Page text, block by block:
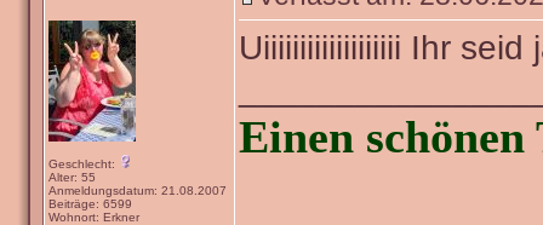
Geschlecht:
Alter: 55
Anmeldungsdatum: 21.08.2007
Beiträge: 6599
Wohnort: Erkner
Uiiiiiiiiiiiiiiiiiii Ihr
Einen